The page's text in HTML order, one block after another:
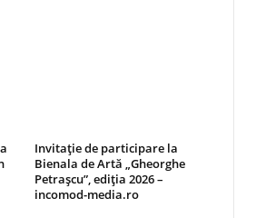
Invitație de participare la
Bienala de Artă „Gheorghe
Petrașcu”, ediția 2026 –
incomod-media.ro